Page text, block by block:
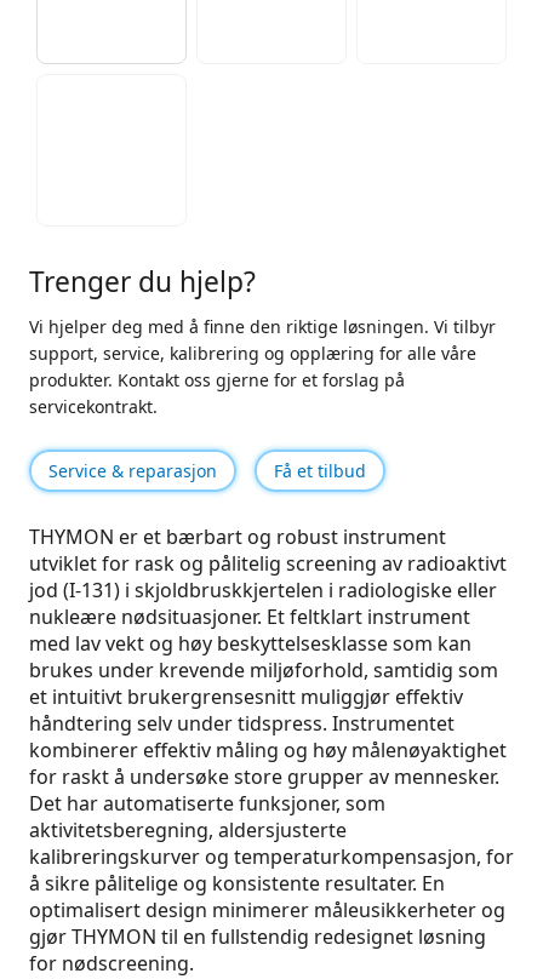
Trenger du hjelp?
Vi hjelper deg med å finne den riktige løsningen. Vi tilbyr
support, service, kalibrering og opplæring for alle våre
produkter. Kontakt oss gjerne for et forslag på
servicekontrakt.
Service & reparasjon Få et tilbud
THYMON er et bærbart og robust instrument
utviklet for rask og pålitelig screening av radioaktivt
jod (I-131) i skjoldbruskkjertelen i radiologiske eller
nukleære nødsituasjoner. Et feltklart instrument
med lav vekt og høy beskyttelsesklasse som kan
brukes under krevende miljøforhold, samtidig som
et intuitivt brukergrensesnitt muliggjør effektiv
håndtering selv under tidspress. Instrumentet
kombinerer effektiv måling og høy målenøyaktighet
for raskt å undersøke store grupper av mennesker.
Det har automatiserte funksjoner, som
aktivitetsberegning, aldersjusterte
kalibreringskurver og temperaturkompensasjon, for
å sikre pålitelige og konsistente resultater. En
optimalisert design minimerer måleusikkerheter og
gjør THYMON til en fullstendig redesignet løsning
for nødscreening.